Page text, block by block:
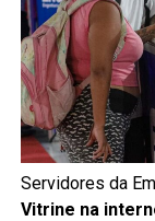
Servidores da
Vitrine na